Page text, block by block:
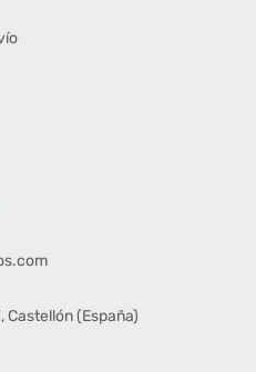
Castellón (España)